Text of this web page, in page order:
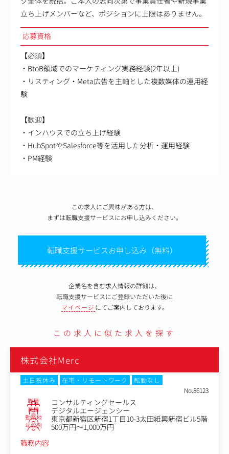
立ち上げメンバーなど、ポジションに上限はありません。
応募資格
【必須】
・BtoB領域でのマーケティング実務経験(2年以上)
・リスティング・Meta広告を主軸とした複数媒体の運用経
験
【歓迎】
・インハウスでの立ち上げ経験
・HubSpotやSalesforce等を活用した分析・運用経験
・PM経験
この求人にご興味がある方は、
まずは転職支援サービスにお申し込みください。
転職支援サービスお申し込み（無料）
企業名を含む求人情報の詳細は、
転職支援サービスにご登録いただいた後に
マイページ にてご案内しております。
この求人に似た求人を探す
宅・リモートワーク
転勤なし
ルティングセールス
ルエージェンシー
新宿区新宿1丁目10-3太田紙興新宿ビル5階
円～1,000万円
勤務地 東京都